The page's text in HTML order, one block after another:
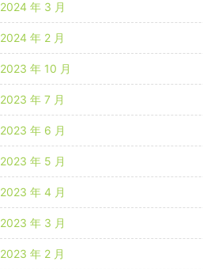
2024 年 3 月
2024 年 2 月
2023 年 10 月
2023 年 7 月
2023 年 6 月
2023 年 5 月
2023 年 4 月
2023 年 3 月
2023 年 2 月